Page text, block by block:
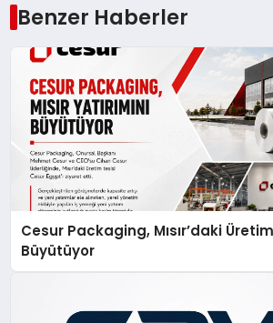
Benzer Haberler
Cesur Packaging, Mısır’daki
Büyütüyor